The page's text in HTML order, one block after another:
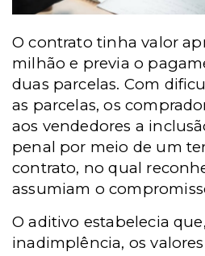
O contrato tinha valor
milhão e previa o
duas parcelas. Com
as parcelas, os
aos vendedores a
penal por meio de um
contrato, no qual
assumiam o
O aditivo estabelecia
inadimplência, os